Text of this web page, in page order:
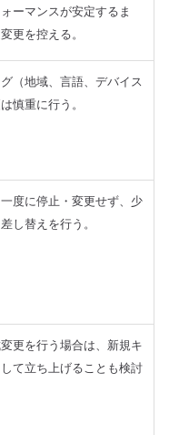
ーマンスが安定するま
更を控える。
（地域、言語、デバイス
慎重に行う。
度に停止・変更せず、少
し替えを行う。
更を行う場合は、新規キ
て立ち上げることも検討